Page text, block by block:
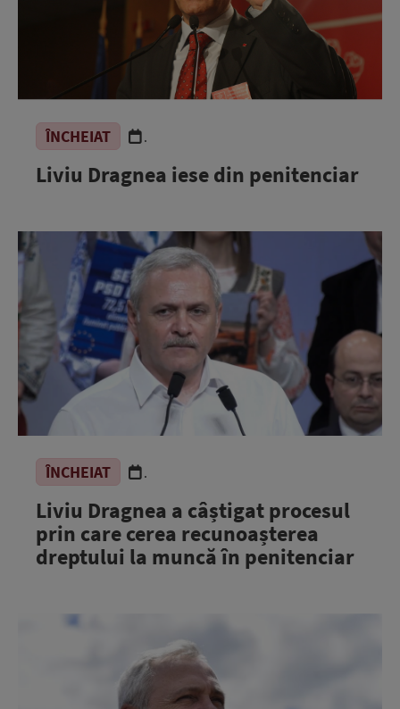
ÎNCHEIAT .
Liviu Dragnea iese din penitenciar
ÎNCHEIAT .
Liviu Dragnea a câștigat procesul
prin care cerea recunoașterea
dreptului la muncă în penitenciar